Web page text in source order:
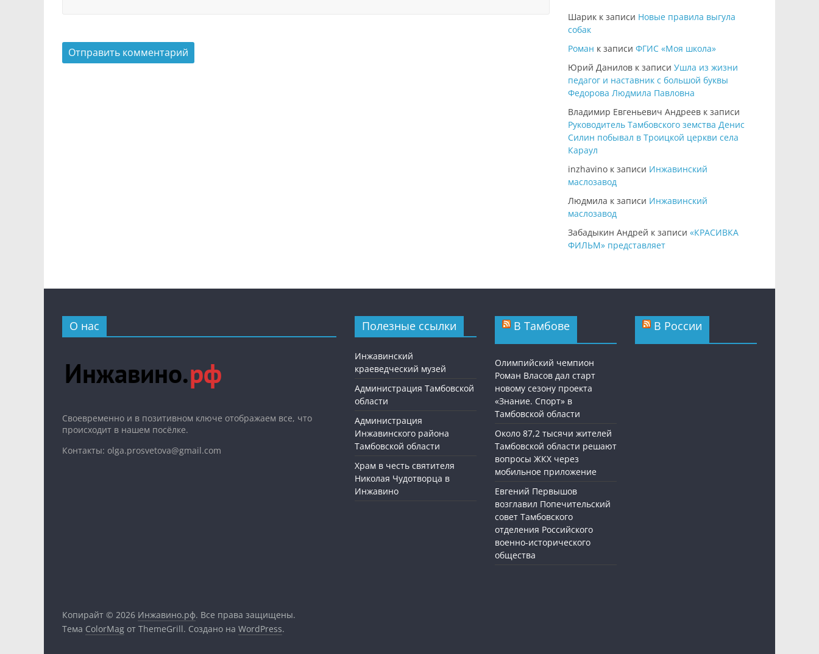
Шарик к записи Новые правила выгула
собак
Роман к записи ФГИС «Моя школа»
Юрий Данилов к записи Ушла из жизни
педагог и наставник с большой буквы
Федорова Людмила Павловна
Владимир Евгеньевич Андреев к записи
Руководитель Тамбовского земства Денис
Силин побывал в Троицкой церкви села
Караул
inzhavino к записи Инжавинский
маслозавод
Людмила к записи Инжавинский
маслозавод
Забадыкин Андрей к записи «КРАСИВКА
ФИЛЬМ» представляет
О нас
Cвоевременно и в позитивном ключе отображаем все, что
происходит в нашем посёлке.
Контакты: olga.prosvetova@gmail.com
Полезные ссылки
Инжавинский
краеведческий музей
Администрация Тамбовской
области
Администрация
Инжавинского района
Тамбовской области
Храм в честь святителя
Николая Чудотворца в
Инжавино
В Тамбове
Олимпийский чемпион
Роман Власов дал старт
новому сезону проекта
«Знание. Спорт» в
Тамбовской области
Около 87,2 тысячи жителей
Тамбовской области решают
вопросы ЖКХ через
мобильное приложение
Евгений Первышов
возглавил Попечительский
совет Тамбовского
отделения Российского
военно-исторического
общества
В России
Копирайт © 2026 Инжавино.рф. Все права защищены.
Тема ColorMag от ThemeGrill. Создано на WordPress.